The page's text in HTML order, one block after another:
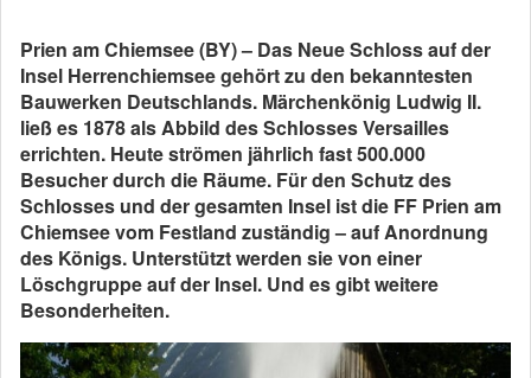
Prien am Chiemsee (BY) – Das Neue Schloss auf der
Insel Herrenchiemsee gehört zu den bekanntesten
Bauwerken Deutschlands. Märchenkönig Ludwig II.
ließ es 1878 als Abbild des Schlosses Versailles
errichten. Heute strömen jährlich fast 500.000
Besucher durch die Räume. Für den Schutz des
Schlosses und der gesamten Insel ist die FF Prien am
Chiemsee vom Festland zuständig – auf Anordnung
des Königs. Unterstützt werden sie von einer
Löschgruppe auf der Insel. Und es gibt weitere
Besonderheiten.